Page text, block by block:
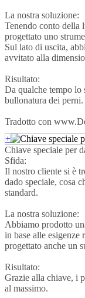
La nostra soluzione:
Tenendo conto della
progettato uno
Sul lato di uscita,
avvitato alla
Risultato:
Da qualche tempo lo
bullonatura dei perni.
Tradotto con
+
Chiave speciale per
Sfida:
Il nostro cliente si è
dado speciale, cosa
standard.
La nostra soluzione:
Abbiamo prodotto
in base alle esigenze
progettato anche un
Risultato:
Grazie alla chiave, i
al massimo.